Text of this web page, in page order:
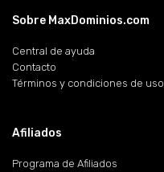
Sobre MaxDominios.com
Central de ayuda
Contacto
Términos y condiciones de uso
Afiliados
Programa de Afiliados